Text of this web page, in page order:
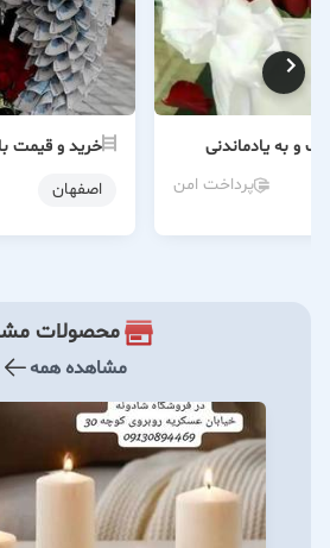
و به یادماندنی
پرداخت امن
خرید و قیمت
اصفهان
محصولات
مشاهده همه